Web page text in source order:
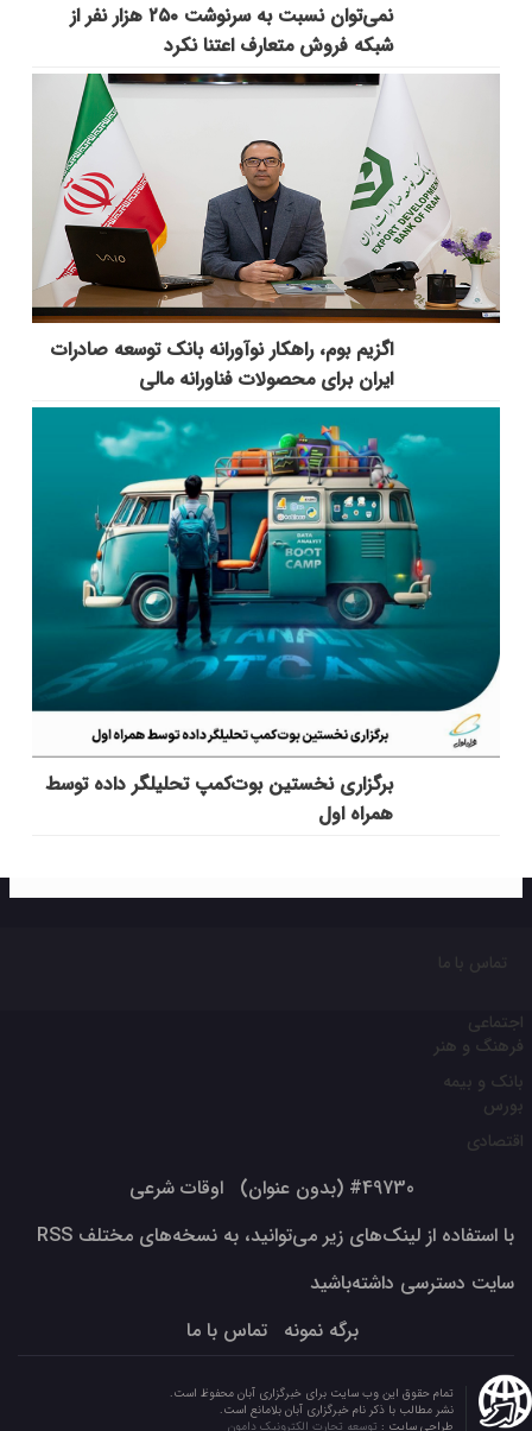
نمی‌توان نسبت به سرنوشت ۲۵۰ هزار نفر از
شبکه فروش متعارف اعتنا نکرد
اگزیم بوم، راهکار نوآورانه بانک توسعه صادرات
ایران برای محصولات فناورانه مالی
برگزاری نخستین بوت‌کمپ تحلیلگر داده توسط
همراه اول
تماس با ما
اجتماعی
فرهنگ و هنر
بانک و بیمه
بورس
اقتصادی
#49730 (بدون عنوان)
اوقات شرعی
با استفاده از لینک‌های زیر می‌توانید، به نسخه‌های مختلف RSS
سایت دسترسی داشته‌باشید
برگه نمونه
تماس با ما
تمام حقوق این وب سایت برای خبرگزاری آبان محفوظ است.
نشر مطالب با ذکر نام خبرگزاری آبان بلامانع است.
طراحی سایت : توسعه تجارت الکترونیک دامون